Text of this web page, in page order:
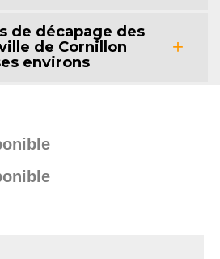
de décapage des
de Cornillon
environs